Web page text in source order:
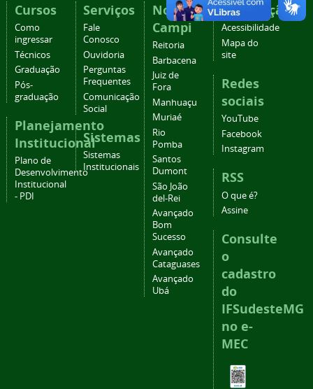
Cursos
Como
ingressar
Técnicos
Graduação
Pós-
graduação
Planejamento
Institucional
Plano de
Desenvolvimento
Institucional
- PDI
Serviços
Fale
Conosco
Ouvidoria
Perguntas
Frequentes
Comunicação
Social
Sistemas
Sistemas
Institucionais
Nossos
Campi
Reitoria
Barbacena
Juiz de
Fora
Manhuaçu
Muriaé
Rio
Pomba
Santos
Dumont
São João
del-Rei
Avançado
Bom
Sucesso
Avançado
Cataguases
Avançado
Ubá
Navegação
Acessibilidade
Mapa do
site
Redes
sociais
YouTube
Facebook
Instagram
RSS
O que é?
Assine
Consulte
o
cadastro
do
IFSudesteMG
no e-
MEC